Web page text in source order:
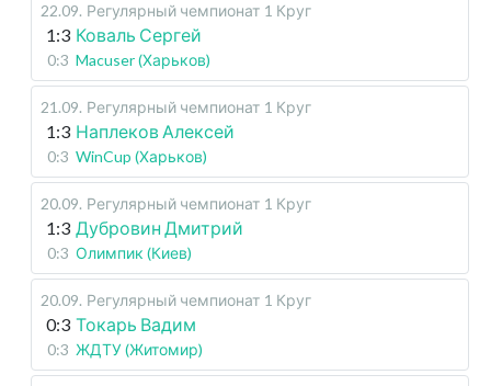
22.09. Регулярный чемпионат 1 Круг
1:3 Коваль Сергей
0:3 Macuser (Харьков)
21.09. Регулярный чемпионат 1 Круг
1:3 Наплеков Алексей
0:3 WinCup (Харьков)
20.09. Регулярный чемпионат 1 Круг
1:3 Дубровин Дмитрий
0:3 Олимпик (Киев)
20.09. Регулярный чемпионат 1 Круг
0:3 Токарь Вадим
0:3 ЖДТУ (Житомир)